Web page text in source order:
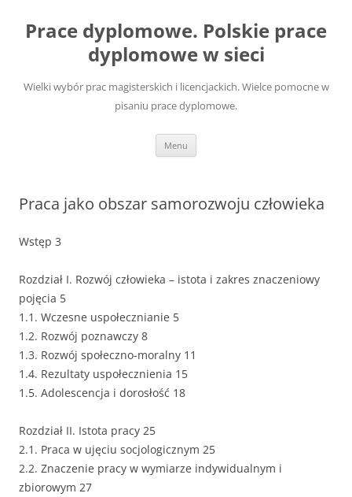
treści
Prace dyplomowe. Polskie prace
dyplomowe w sieci
Wielki wybór prac magisterskich i licencjackich. Wielce pomocne w
pisaniu prace dyplomowe.
Menu
Praca jako obszar samorozwoju człowieka
Wstęp 3
Rozdział I. Rozwój człowieka – istota i zakres znaczeniowy
pojęcia 5
1.1. Wczesne uspołecznianie 5
1.2. Rozwój poznawczy 8
1.3. Rozwój społeczno-moralny 11
1.4. Rezultaty uspołecznienia 15
1.5. Adolescencja i dorosłość 18
Rozdział II. Istota pracy 25
2.1. Praca w ujęciu socjologicznym 25
2.2. Znaczenie pracy w wymiarze indywidualnym i
zbiorowym 27